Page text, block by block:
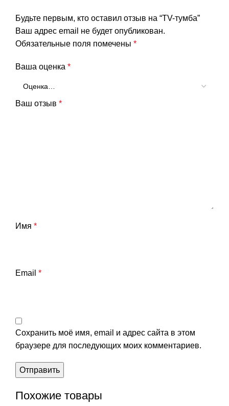
Будьте первым, кто оставил отзыв на “TV-тумба”
Ваш адрес email не будет опубликован.
Обязательные поля помечены *
Ваша оценка *
Ваш отзыв *
Имя *
Email *
Сохранить моё имя, email и адрес сайта в этом
браузере для последующих моих комментариев.
Похожие товары